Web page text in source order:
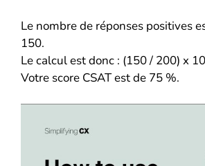
Le nombre de réponses positives
150.
Le calcul est donc : (150 / 200) x
Votre score CSAT est de 75 %.